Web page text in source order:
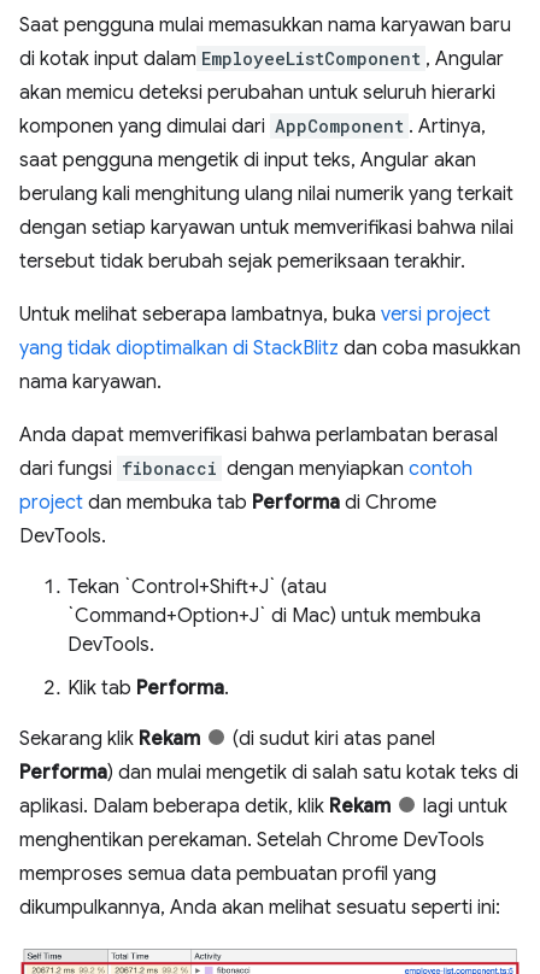
Saat pengguna mulai memasukkan nama karyawan baru
di kotak input dalam EmployeeListComponent , Angular
akan memicu deteksi perubahan untuk seluruh hierarki
komponen yang dimulai dari AppComponent . Artinya,
saat pengguna mengetik di input teks, Angular akan
berulang kali menghitung ulang nilai numerik yang terkait
dengan setiap karyawan untuk memverifikasi bahwa nilai
tersebut tidak berubah sejak pemeriksaan terakhir.
Untuk melihat seberapa lambatnya, buka versi project
yang tidak dioptimalkan di StackBlitz dan coba masukkan
nama karyawan.
Anda dapat memverifikasi bahwa perlambatan berasal
dari fungsi fibonacci dengan menyiapkan contoh
project dan membuka tab Performa di Chrome
DevTools.
Tekan `Control+Shift+J` (atau
`Command+Option+J` di Mac) untuk membuka
DevTools.
Klik tab Performa.
Sekarang klik Rekam
(di sudut kiri atas panel
Performa) dan mulai mengetik di salah satu kotak teks di
aplikasi. Dalam beberapa detik, klik Rekam
lagi untuk
menghentikan perekaman. Setelah Chrome DevTools
memproses semua data pembuatan profil yang
dikumpulkannya, Anda akan melihat sesuatu seperti ini: